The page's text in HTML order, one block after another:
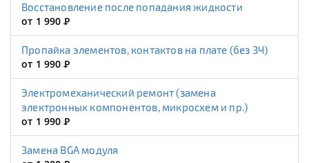
Восстановление после попадания жидкости
от 1 990Р
Пропайка элементов, контактов на плате (без ЗЧ)
от 1 990Р
Электромеханический ремонт (замена
электронных компонентов, микросхем и пр.)
от 1 990Р
Замена BGA модуля